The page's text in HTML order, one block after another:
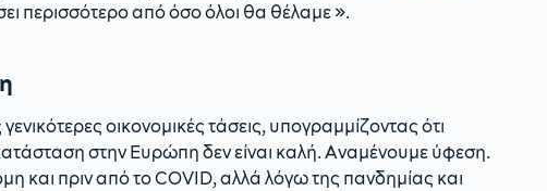
περισσότερο από όσο όλοι θα θέλαμε ».
οικονομικές τάσεις, υπογραμμίζοντας ότι
στην Ευρώπη δεν είναι καλή. Αναμένουμε ύφεση.
και πριν από το COVID, αλλά λόγω της πανδημίας και